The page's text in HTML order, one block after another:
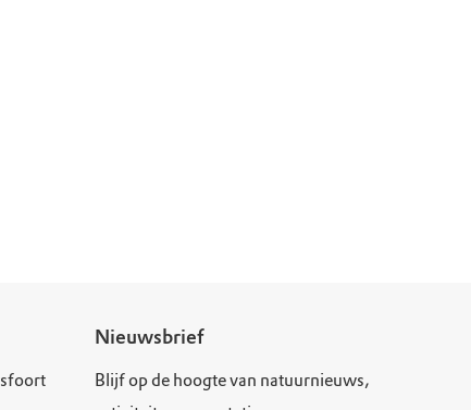
Nieuwsbrief
Blijf op de hoogte van natuurnieuws,